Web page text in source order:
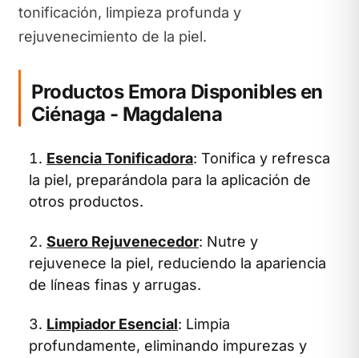
tonificación, limpieza profunda y
rejuvenecimiento de la piel.
Productos Emora Disponibles en
Ciénaga - Magdalena
Esencia Tonificadora: Tonifica y refresca
la piel, preparándola para la aplicación de
otros productos.
Suero Rejuvenecedor: Nutre y
rejuvenece la piel, reduciendo la apariencia
de líneas finas y arrugas.
Limpiador Esencial: Limpia
profundamente, eliminando impurezas y